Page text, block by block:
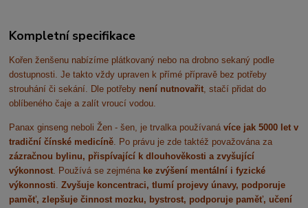
Kompletní specifikace
Kořen ženšenu nabízíme plátkovaný nebo na drobno sekaný podle
dostupnosti. Je takto vždy upraven k přímé přípravě bez potřeby
strouhání či sekání. Dle potřeby není nutnovařit, stačí přidat do
oblíbeného čaje a zalít vroucí vodou.
Panax ginseng neboli Žen - šen, je trvalka používanávíce jak 5000 let v
tradiční čínské medicíně. Po právu je zde taktéž považována za
zázračnou bylinu, přispívající k dlouhověkosti a zvyšující
výkonnost. Používá se zejména ke zvýšení mentální i fyzické
výkonnosti.Zvyšuje koncentraci, tlumí projevy únavy, podporuje
paměť, zlepšuje činnost mozku, bystrost, podporuje paměť, učení